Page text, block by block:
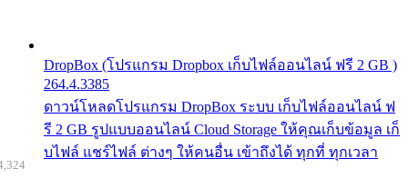
DropBox (โปรแกรม Dropbox เก็บไฟล์ออนไลน์ ฟรี 2 GB )
264.4.3385
ดาวน์โหลดโปรแกรม DropBox ระบบ เก็บไฟล์ออนไลน์ ฟ
รี 2 GB รูปแบบออนไลน์ Cloud Storage ให้คุณเก็บข้อมูล เก็
บไฟล์ แชร์ไฟล์ ต่างๆ ให้คนอื่น เข้าถึงได้ ทุกที่ ทุกเวลา